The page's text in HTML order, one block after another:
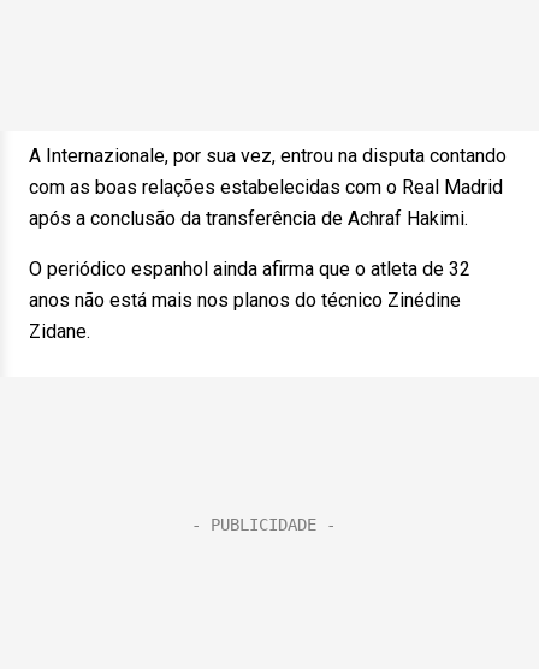
A Internazionale, por sua vez, entrou na disputa contando
com as boas relações estabelecidas com o Real Madrid
após a conclusão da transferência de Achraf Hakimi.
O periódico espanhol ainda afirma que o atleta de 32
anos não está mais nos planos do técnico Zinédine
Zidane.